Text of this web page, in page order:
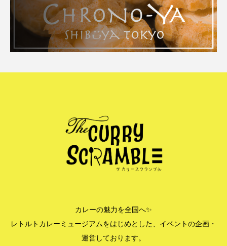
カレーの魅力を全国へ✨
レトルトカレーミュージアムをはじめとした、イベントの企画・
運営しております。